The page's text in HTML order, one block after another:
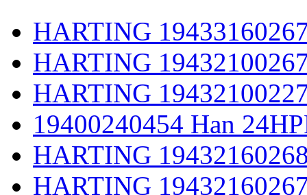
HARTING
HARTING
HARTING
19400240454 Han
HARTING
HARTING